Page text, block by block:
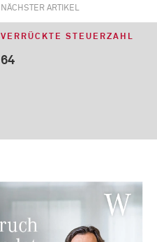
NÄCHSTER ARTIKEL
VERRÜCKTE STEUERZAHL
64